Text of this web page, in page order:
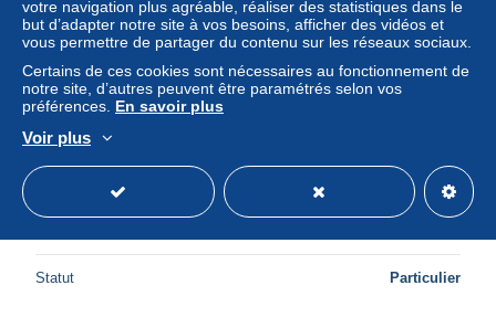
WNBA 2003 Fleer card SIMONE EDWARDS Women
Basketball SEATTLE STORM
Statut Particulier
votre navigation plus agréable, réaliser des statistiques dans le
but d’adapter notre site à vos besoins, afficher des vidéos et
vous permettre de partager du contenu sur les réseaux sociaux.
Certains de ces cookies sont nécessaires au fonctionnement de
notre site, d’autres peuvent être paramétrés selon vos
préférences. En savoir plus
Voir plus